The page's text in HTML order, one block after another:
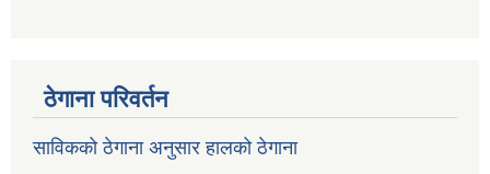
ठेगाना परिवर्तन
साविकको ठेगाना अनुसार हालको ठेगाना